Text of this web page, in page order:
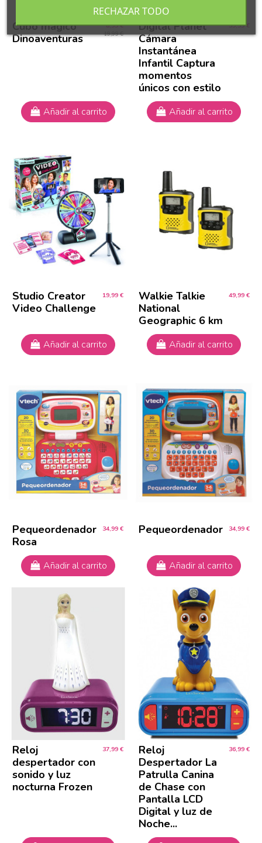
Cubo mágico
Dinoaventuras
8,99 €
19,99 €
Añadir al carrito
Digital Planet
Cámara
Instantánea
Infantil Captura
momentos
únicos con estilo
59,99 €
Añadir al carrito
Studio Creator
Video Challenge
19,99 €
Añadir al carrito
Walkie Talkie
National
Geographic 6 km
49,99 €
Añadir al carrito
Pequeordenador
Rosa
34,99 €
Añadir al carrito
Pequeordenador 34,99 €
Añadir al carrito
Reloj
despertador con
sonido y luz
nocturna Frozen
37,99 €
Reloj
Despertador La
Patrulla Canina
de Chase con
Pantalla LCD
Digital y luz de
Noche...
36,99 €
RECHAZAR TODO